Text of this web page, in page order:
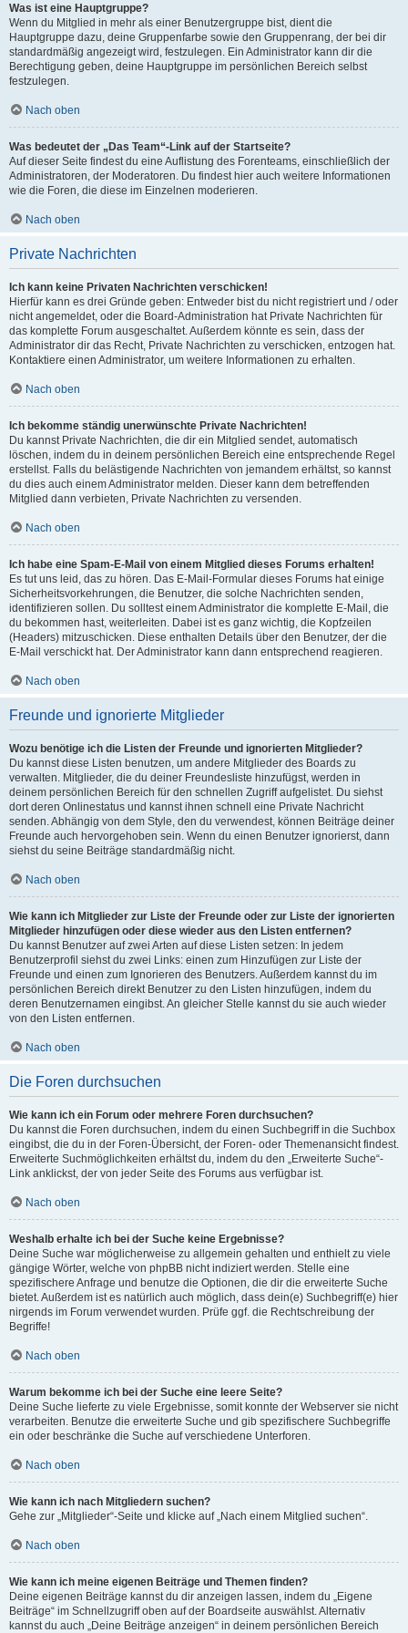
Was ist eine Hauptgruppe?
Wenn du Mitglied in mehr als einer Benutzergruppe bist, dient die
Hauptgruppe dazu, deine Gruppenfarbe sowie den Gruppenrang, der bei dir
standardmäßig angezeigt wird, festzulegen. Ein Administrator kann dir die
Berechtigung geben, deine Hauptgruppe im persönlichen Bereich selbst
festzulegen.
Nach oben
Was bedeutet der „Das Team“-Link auf der Startseite?
Auf dieser Seite findest du eine Auflistung des Forenteams, einschließlich der
Administratoren, der Moderatoren. Du findest hier auch weitere Informationen
wie die Foren, die diese im Einzelnen moderieren.
Nach oben
Private Nachrichten
Ich kann keine Privaten Nachrichten verschicken!
Hierfür kann es drei Gründe geben: Entweder bist du nicht registriert und / oder
nicht angemeldet, oder die Board-Administration hat Private Nachrichten für
das komplette Forum ausgeschaltet. Außerdem könnte es sein, dass der
Administrator dir das Recht, Private Nachrichten zu verschicken, entzogen hat.
Kontaktiere einen Administrator, um weitere Informationen zu erhalten.
Nach oben
Ich bekomme ständig unerwünschte Private Nachrichten!
Du kannst Private Nachrichten, die dir ein Mitglied sendet, automatisch
löschen, indem du in deinem persönlichen Bereich eine entsprechende Regel
erstellst. Falls du belästigende Nachrichten von jemandem erhältst, so kannst
du dies auch einem Administrator melden. Dieser kann dem betreffenden
Mitglied dann verbieten, Private Nachrichten zu versenden.
Nach oben
Ich habe eine Spam-E-Mail von einem Mitglied dieses Forums erhalten!
Es tut uns leid, das zu hören. Das E-Mail-Formular dieses Forums hat einige
Sicherheitsvorkehrungen, die Benutzer, die solche Nachrichten senden,
identifizieren sollen. Du solltest einem Administrator die komplette E-Mail, die
du bekommen hast, weiterleiten. Dabei ist es ganz wichtig, die Kopfzeilen
(Headers) mitzuschicken. Diese enthalten Details über den Benutzer, der die
E-Mail verschickt hat. Der Administrator kann dann entsprechend reagieren.
Nach oben
Freunde und ignorierte Mitglieder
Wozu benötige ich die Listen der Freunde und ignorierten Mitglieder?
Du kannst diese Listen benutzen, um andere Mitglieder des Boards zu
verwalten. Mitglieder, die du deiner Freundesliste hinzufügst, werden in
deinem persönlichen Bereich für den schnellen Zugriff aufgelistet. Du siehst
dort deren Onlinestatus und kannst ihnen schnell eine Private Nachricht
senden. Abhängig von dem Style, den du verwendest, können Beiträge deiner
Freunde auch hervorgehoben sein. Wenn du einen Benutzer ignorierst, dann
siehst du seine Beiträge standardmäßig nicht.
Nach oben
Wie kann ich Mitglieder zur Liste der Freunde oder zur Liste der ignorierten
Mitglieder hinzufügen oder diese wieder aus den Listen entfernen?
Du kannst Benutzer auf zwei Arten auf diese Listen setzen: In jedem
Benutzerprofil siehst du zwei Links: einen zum Hinzufügen zur Liste der
Freunde und einen zum Ignorieren des Benutzers. Außerdem kannst du im
persönlichen Bereich direkt Benutzer zu den Listen hinzufügen, indem du
deren Benutzernamen eingibst. An gleicher Stelle kannst du sie auch wieder
von den Listen entfernen.
Nach oben
Die Foren durchsuchen
Wie kann ich ein Forum oder mehrere Foren durchsuchen?
Du kannst die Foren durchsuchen, indem du einen Suchbegriff in die Suchbox
eingibst, die du in der Foren-Übersicht, der Foren- oder Themenansicht findest.
Erweiterte Suchmöglichkeiten erhältst du, indem du den „Erweiterte Suche“-
Link anklickst, der von jeder Seite des Forums aus verfügbar ist.
Nach oben
Weshalb erhalte ich bei der Suche keine Ergebnisse?
Deine Suche war möglicherweise zu allgemein gehalten und enthielt zu viele
gängige Wörter, welche von phpBB nicht indiziert werden. Stelle eine
spezifischere Anfrage und benutze die Optionen, die dir die erweiterte Suche
bietet. Außerdem ist es natürlich auch möglich, dass dein(e) Suchbegriff(e) hier
nirgends im Forum verwendet wurden. Prüfe ggf. die Rechtschreibung der
Begriffe!
Nach oben
Warum bekomme ich bei der Suche eine leere Seite?
Deine Suche lieferte zu viele Ergebnisse, somit konnte der Webserver sie nicht
verarbeiten. Benutze die erweiterte Suche und gib spezifischere Suchbegriffe
ein oder beschränke die Suche auf verschiedene Unterforen.
Nach oben
Wie kann ich nach Mitgliedern suchen?
Gehe zur „Mitglieder“-Seite und klicke auf „Nach einem Mitglied suchen“.
Nach oben
Wie kann ich meine eigenen Beiträge und Themen finden?
Deine eigenen Beiträge kannst du dir anzeigen lassen, indem du „Eigene
Beiträge“ im Schnellzugriff oben auf der Boardseite auswählst. Alternativ
kannst du auch „Deine Beiträge anzeigen“ in deinem persönlichen Bereich